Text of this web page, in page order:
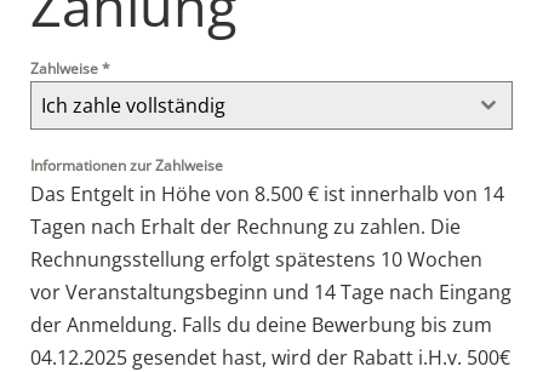
Zahlweise*
Ich zahle vollständig
Informationen zur Zahlweise
Das Entgelt in Höhe von 8.500 € ist innerhalb von 14
Tagen nach Erhalt der Rechnung zu zahlen. Die
Rechnungsstellung erfolgt spätestens 10 Wochen
vor Veranstaltungsbeginn und 14 Tage nach Eingang
der Anmeldung. Falls du deine Bewerbung bis zum
04.12.2025 gesendet hast, wird der Rabatt i.H.v. 500€